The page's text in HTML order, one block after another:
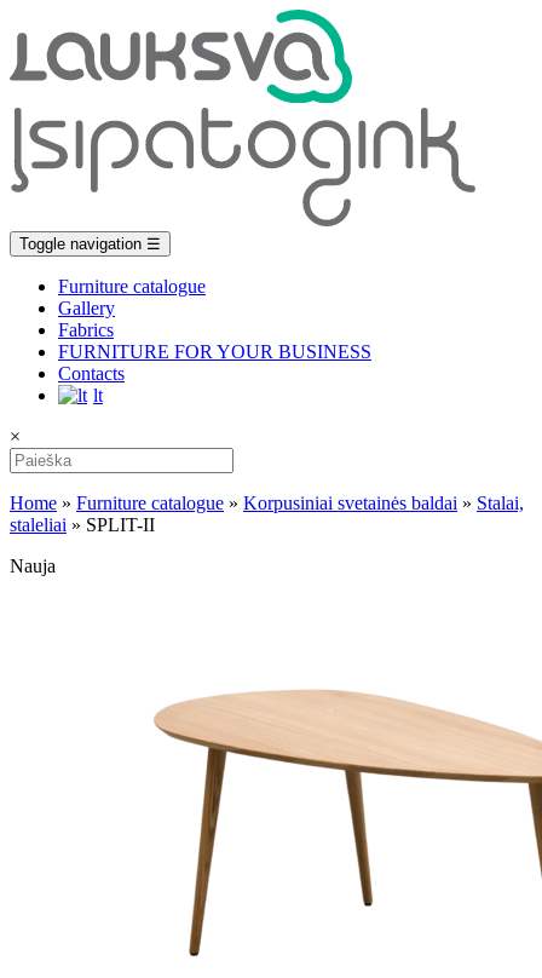
Toggle navigation ☰
Furniture catalogue
Gallery
Fabrics
FURNITURE FOR YOUR BUSINESS
Contacts
lt
×
Home » Furniture catalogue » Korpusiniai svetainės baldai » Stalai,
staleliai » SPLIT-II
Nauja